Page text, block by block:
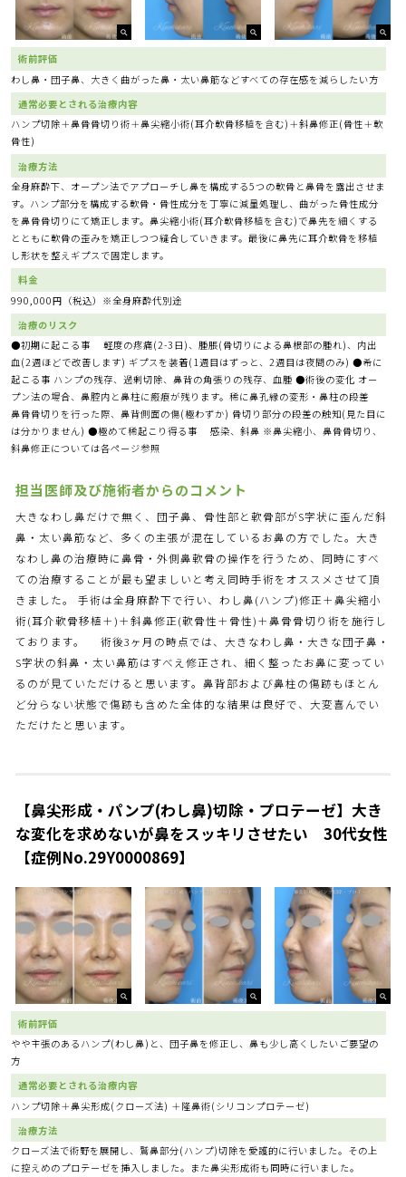
術前評価
わし鼻・団子鼻、大きく曲がった鼻・太い鼻筋などすべての存在感を減らしたい方
通常必要とされる治療内容
ハンプ切除＋鼻骨骨切り術＋鼻尖縮小術(耳介軟骨移植を含む)＋斜鼻修正(骨性＋軟
骨性)
治療方法
全身麻酔下、オープン法でアプローチし鼻を構成する5つの軟骨と鼻骨を露出させま
す。ハンプ部分を構成する軟骨・骨性成分を丁寧に減量処理し、曲がった骨性成分
を鼻骨骨切りにて矯正します。鼻尖縮小術(耳介軟骨移植を含む)で鼻先を細くする
とともに軟骨の歪みを矯正しつつ縫合していきます。最後に鼻先に耳介軟骨を移植
し形状を整えギプスで固定します。
料金
990,000円（税込）※全身麻酔代別途
治療のリスク
●初期に起こる事 軽度の疼痛(2-3日)、腫脹(骨切りによる鼻根部の腫れ)、内出
血(2週ほどで改善します) ギプスを装着(1週目はずっと、2週目は夜間のみ) ●希に
起こる事 ハンプの残存、過剰切除、鼻背の角張りの残存、血腫 ●術後の変化 オー
プン法の場合、鼻腔内と鼻柱に瘢痕が残ります。稀に鼻孔縁の変形・鼻柱の段差
鼻骨骨切りを行った際、鼻背側面の傷(極わずか) 骨切り部分の段差の触知(見た目に
は分かりません) ●極めて稀起こり得る事 感染、斜鼻 ※鼻尖縮小、鼻骨骨切り、
斜鼻修正については各ページ参照
担当医師及び施術者からのコメント
大きなわし鼻だけで無く、団子鼻、骨性部と軟骨部がS字状に歪んだ斜
鼻・太い鼻筋など、多くの主張が混在しているお鼻の方でした。大き
なわし鼻の治療時に鼻骨・外側鼻軟骨の操作を行うため、同時にすべ
ての治療することが最も望ましいと考え同時手術をオススメさせて頂
きました。 手術は全身麻酔下で行い、わし鼻(ハンプ)修正＋鼻尖縮小
術(耳介軟骨移植＋)＋斜鼻修正(軟骨性＋骨性)＋鼻骨骨切り術を施行し
ております。 術後3ヶ月の時点では、大きなわし鼻・大きな団子鼻・
S字状の斜鼻・太い鼻筋はすべえ修正され、細く整ったお鼻に変ってい
るのが見ていただけると思います。鼻背部および鼻柱の傷跡もほとん
ど分らない状態で傷跡も含めた全体的な結果は良好で、大変喜んでい
ただけたと思います。
【鼻尖形成・パンプ(わし鼻)切除・プロテーゼ】大き
な変化を求めないが鼻をスッキリさせたい 30代女性
【症例No.29Y0000869】
術前評価
やや主張のあるハンプ(わし鼻)と、団子鼻を修正し、鼻も少し高くしたいご要望の
方
通常必要とされる治療内容
ハンプ切除＋鼻尖形成(クローズ法) ＋隆鼻術(シリコンプロテーゼ)
治療方法
クローズ法で術野を展開し、鷲鼻部分(ハンプ)切除を愛護的に行いました。その上
に控えめのプロテーゼを挿入しました。また鼻尖形成術も同時に行いました。